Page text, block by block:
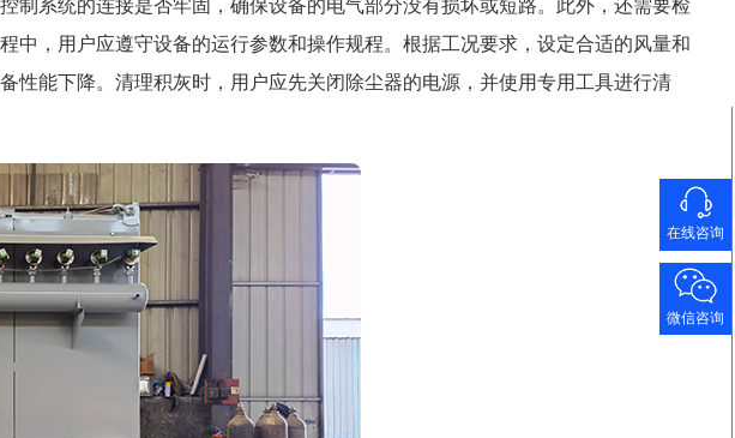
，用户应遵守设备的运行参数和操作规程。根据工况要求，设定合适的风量和
能下降。清理积灰时，用户应先关闭除尘器的电源，并使用专用工具进行清
在线咨询
微信咨询